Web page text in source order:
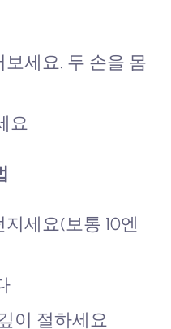
세요. 두 손을 몸
요
세요(보통 10엔
이 절하세요